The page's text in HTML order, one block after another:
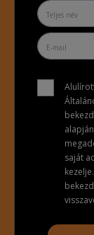
saját